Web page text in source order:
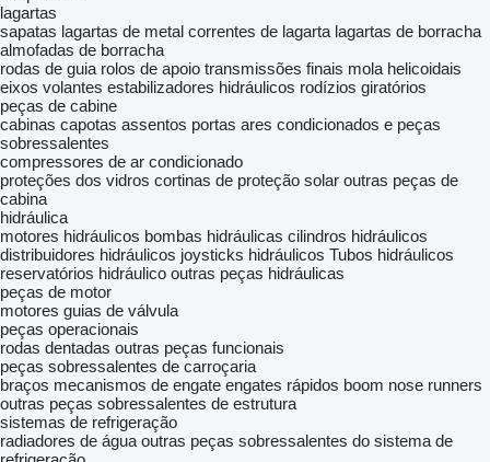
lagartas
sapatas lagartas de metal correntes de lagarta lagartas de borracha
almofadas de borracha
rodas de guia rolos de apoio transmissões finais mola helicoidais
eixos volantes estabilizadores hidráulicos rodízios giratórios
peças de cabine
cabinas capotas assentos portas ares condicionados e peças
sobressalentes
compressores de ar condicionado
proteções dos vidros cortinas de proteção solar outras peças de
cabina
hidráulica
motores hidráulicos bombas hidráulicas cilindros hidráulicos
distribuidores hidráulicos joysticks hidráulicos Tubos hidráulicos
reservatórios hidráulico outras peças hidráulicas
peças de motor
motores guias de válvula
peças operacionais
rodas dentadas outras peças funcionais
peças sobressalentes de carroçaria
braços mecanismos de engate engates rápidos boom nose runners
outras peças sobressalentes de estrutura
sistemas de refrigeração
radiadores de água outras peças sobressalentes do sistema de